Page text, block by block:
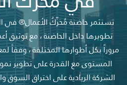
تستثمر حاضنة مُحَرِّكُ الأعمال® في
تطويرها داخل الحاضنة ، مع توثيق
مروراً بكل أطوارها المختلفة ، وفقاً
المستوى مع القدرة على تطوير
الشركة الريادية على اختراق السوق